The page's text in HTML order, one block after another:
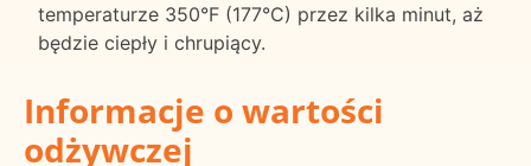
temperaturze 350°F (177°C) przez kilka minut, aż
będzie ciepły i chrupiący.
Informacje o wartości
odżywczej